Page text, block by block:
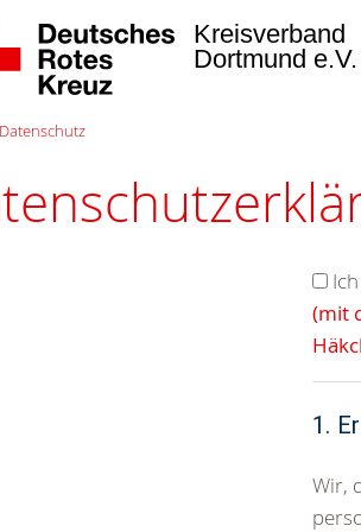
Kreisverband
Dortmund
Datenschutz
(mit
1.
Wir,